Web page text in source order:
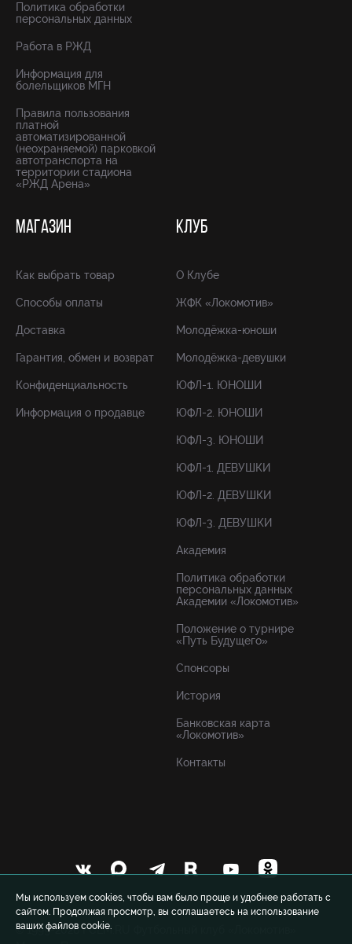
Мы используем cookies, чтобы вам было проще и удобнее работать с
сайтом. Продолжая просмотр, вы соглашаетесь на использование
ваших файлов cookie.
Политика обработки
персональных данных
Работа в РЖД
Информация для
болельщиков МГН
Правила пользования
платной
автоматизированной
(неохраняемой) парковкой
автотранспорта на
территории стадиона
«РЖД Арена»
МАГАЗИН
Как выбрать товар
Способы оплаты
Доставка
Гарантия, обмен и возврат
Конфиденциальность
Информация о продавце
КЛУБ
О Клубе
ЖФК «Локомотив»
Молодёжка-юноши
Молодёжка-девушки
ЮФЛ-1. ЮНОШИ
ЮФЛ-2. ЮНОШИ
ЮФЛ-3. ЮНОШИ
ЮФЛ-1. ДЕВУШКИ
ЮФЛ-2. ДЕВУШКИ
ЮФЛ-3. ДЕВУШКИ
Академия
Политика обработки
персональных данных
Академии «Локомотив»
Положение о турнире
«Путь Будущего»
Спонсоры
История
Банковская карта
«Локомотив»
Контакты
© 1999-2026 FCLM.RU Футбольный клуб «Локомотив»